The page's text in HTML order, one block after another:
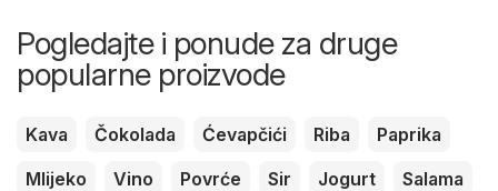
Pogledajte i ponude za druge
popularne proizvode
Kava Čokolada Ćevapčići Riba
Paprika
Mlijeko
Vino Povrće Sir Jogurt
Salama